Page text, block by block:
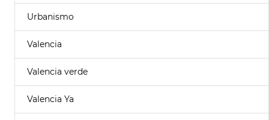
Urbanismo
Valencia
Valencia verde
Valencia Ya